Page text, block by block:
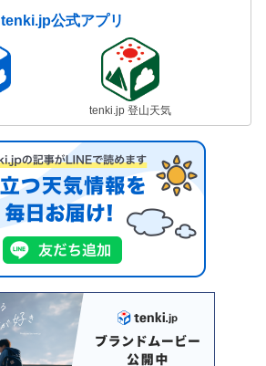
tenki.jp公式アプリ
tenki.jp 登山天気